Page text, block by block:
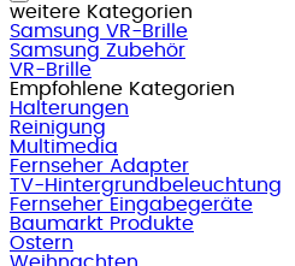
weitere Kategorien
Samsung VR-Brille
Samsung Zubehör
VR-Brille
Empfohlene Kategorien
Halterungen
Reinigung
Multimedia
Fernseher Adapter
TV-Hintergrundbeleuchtung
Fernseher Eingabegeräte
Baumarkt Produkte
Ostern